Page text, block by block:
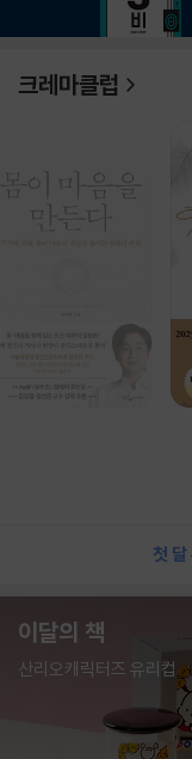
크레마클럽
첫
이달의 책
산리오캐릭터즈 유리컵